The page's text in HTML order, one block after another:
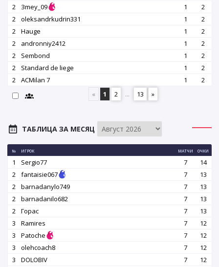
2
Зmey_09 1
2
2
oleksandrkudrin331 1
2
2
Hauge 1
2
2
andronniy2412 1
2
2
Sembond 1
2
2
Standard de liege 1
2
2
ACMilan 7 1
2
«
1 2 ... 13 »
ТАБЛИЦА ЗА МЕСЯЦ
№ ИГРОК МАТЧИ ОЧКИ
1 Sergio77 7
14
2
fantaisie067 7
13
2
barnadanylo749 7
13
2
barnadanilo682 7
13
2
Горас 7
13
3
Ramires 7
12
3
Patoche 7
12
3
olehcoach8 7
12
3
DOLOBIV 7
12